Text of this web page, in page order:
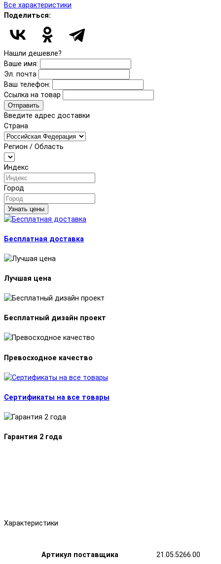
Все характеристики
Поделиться:
Нашли дешевле?
Ваше имя:
Эл. почта
Ваш телефон:
Ссылка на товар
Отправить
Введите адрес доставки
Страна
Регион / Область
Индекс
Город
Узнать цены
Бесплатная доставка
Лучшая цена
Бесплатный дизайн проект
Превосходное качество
Сертификаты на все товары
Гарантия 2 года
Характеристики
Артикул поставщика
21.05.5266.00